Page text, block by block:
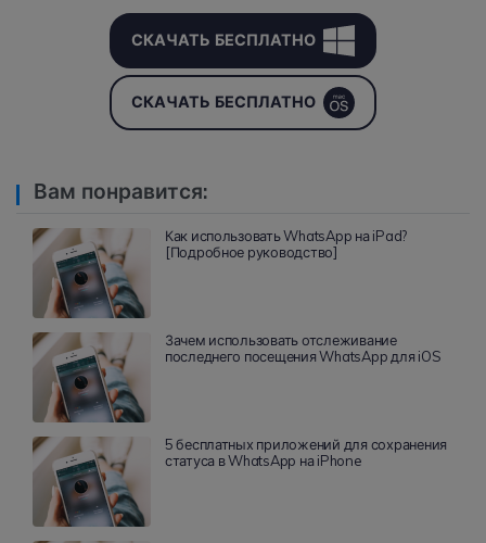
СКАЧАТЬ БЕСПЛАТНО
СКАЧАТЬ БЕСПЛАТНО
Вам понравится:
Как использовать WhatsApp на iPad?
[Подробное руководство]
Зачем использовать отслеживание
последнего посещения WhatsApp для iOS
5 бесплатных приложений для сохранения
статуса в WhatsApp на iPhone